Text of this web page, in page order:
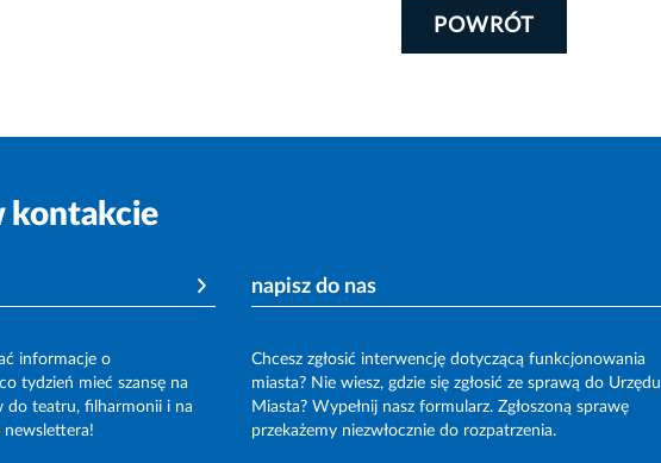
POWRÓT
kontakcie
informacje o
tydzień mieć szansę na
do teatru, filharmonii i na
newslettera!
napisz do nas
Chcesz zgłosić interwencję dotyczącą funkcjonowania
miasta? Nie wiesz, gdzie się zgłosić ze sprawą do Urzędu
Miasta? Wypełnij nasz formularz. Zgłoszoną sprawę
przekażemy niezwłocznie do rozpatrzenia.